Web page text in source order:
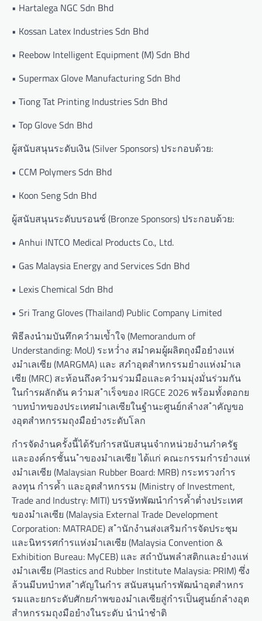
• Hartalega NGC Sdn Bhd
• Kossan Latex Industries Sdn Bhd
• Reebow Intelligent Equipment (M) Sdn Bhd
• Supermax Glove Manufacturing Sdn Bhd
• Tiong Tat Printing Industries Sdn Bhd
• Top Glove Sdn Bhd
ผู้สนับสนุนระดับเงิน (Silver Sponsors) ประกอบด้วย:
• CCM Polymers Sdn Bhd
• Koon Seng Sdn Bhd
ผู้สนับสนุนระดับบรอนซ์ (Bronze Sponsors) ประกอบด้วย:
• Anhui INTCO Medical Products Co., Ltd.
• Gas Malaysia Energy and Services Sdn Bhd
• Lexis Chemical Sdn Bhd
• Sri Trang Gloves (Thailand) Public Company Limited
พิธีลงนำมบันทึกควำมเข้ำใจ (Memorandum of
Understanding: MoU) ระหว่ำง สมำคมผู้ผลิตถุงมือยำงแห่
งมำเลเซีย (MARGMA) และ สภำอุตสำหกรรมยำงแห่งมำเล
เซีย (MRC) สะท้อนถึงควำมร่วมมือและควำมมุ่งมั่นร่วมกัน
ในกำรผลักดัน ควำมส ำเร็จของ IRGCE 2026 พร้อมทั้งตอกย
้ำบทบำทของประเทศมำเลเซียในฐำนะศูนย์กลำงส ำคัญขอ
งอุตสำหกรรมถุงมือยำงระดับโลก
กำรจัดงำนครั้งนี้ได้รับกำรสนับสนุนจำกหน่วยงำนภำครัฐ
และองค์กรชั้นน ำของมำเลเซีย ได้แก่ คณะกรรมกำรยำงแห่
งมำเลเซีย (Malaysian Rubber Board: MRB) กระทรวงกำร
ลงทุน กำรค้ำ และอุตสำหกรรม (Ministry of Investment,
Trade and Industry: MITI) บรรษัทพัฒนำกำรค้ำต่ำงประเทศ
ของมำเลเซีย (Malaysia External Trade Development
Corporation: MATRADE) ส ำนักงำนส่งเสริมกำรจัดประชุม
และนิทรรศกำรแห่งมำเลเซีย (Malaysia Convention &
Exhibition Bureau: MyCEB) และ สถำบันพลำสติกและยำงแห่
งมำเลเซีย (Plastics and Rubber Institute Malaysia: PRIM) ซึ่ง
ล้วนมีบทบำทส ำคัญในกำร สนับสนุนกำรพัฒนำอุตสำหกร
รมและยกระดับศักยภำพของมำเลเซียสู่กำรเป็นศูนย์กลำงอุต
สำหกรรมถุงมือยำงในระดับ นำนำชำติ